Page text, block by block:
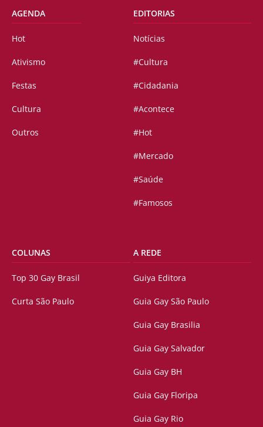
AGENDA
Hot
Ativismo
Festas
Cultura
Outros
EDITORIAS
Notícias
#Cultura
#Cidadania
#Acontece
#Hot
#Mercado
#Saúde
#Famosos
COLUNAS
Top 30 Gay Brasil
Curta São Paulo
A REDE
Guiya Editora
Guia Gay São Paulo
Guia Gay Brasilia
Guia Gay Salvador
Guia Gay BH
Guia Gay Floripa
Guia Gay Rio